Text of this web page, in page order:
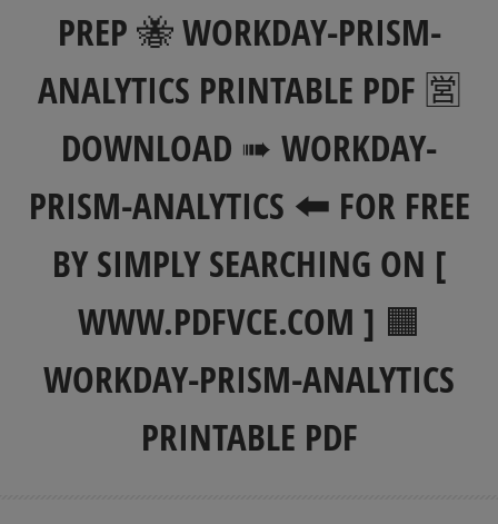
PREP 🐝 WORKDAY-PRISM-
ANALYTICS PRINTABLE PDF 🈺
DOWNLOAD ➠ WORKDAY-
PRISM-ANALYTICS 🠰 FOR FREE
BY SIMPLY SEARCHING ON [
WWW.PDFVCE.COM ] 🟧
WORKDAY-PRISM-ANALYTICS
PRINTABLE PDF